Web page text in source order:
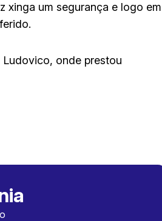
xinga um segurança e logo em
onde prestou